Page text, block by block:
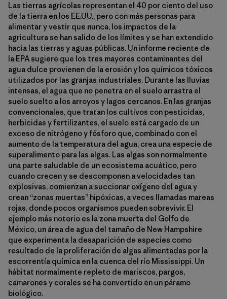
Las tierras agrícolas representan el 40 por ciento del uso
de la tierra en los EE.UU., pero con más personas para
alimentar y vestir que nunca, los impactos de la
agricultura se han salido de los límites y se han extendido
hacia las tierras y aguas públicas. Un informe reciente de
la EPA sugiere que los tres mayores contaminantes del
agua dulce provienen de la erosión y los químicos tóxicos
utilizados por las granjas industriales. Durante las lluvias
intensas, el agua que no penetra en el suelo arrastra el
suelo suelto a los arroyos y lagos cercanos. En las granjas
convencionales, que tratan los cultivos con pesticidas,
herbicidas y fertilizantes, el suelo está cargado de un
exceso de nitrógeno y fósforo que, combinado con el
aumento de la temperatura del agua, crea una especie de
superalimento para las algas. Las algas son normalmente
una parte saludable de un ecosistema acuático, pero
cuando crecen y se descomponen a velocidades tan
explosivas, comienzan a succionar oxígeno del agua y
crean “zonas muertas” hipóxicas, a veces llamadas mareas
rojas, donde pocos organismos pueden sobrevivir. El
ejemplo más notorio es la zona muerta del Golfo de
México, un área de agua del tamaño de New Hampshire
que experimenta la desaparición de especies como
resultado de la proliferación de algas alimentadas por la
escorrentía química en la cuenca del río Mississippi. Un
hábitat normalmente repleto de mariscos, pargos,
camarones y corales se ha convertido en un páramo
biológico.